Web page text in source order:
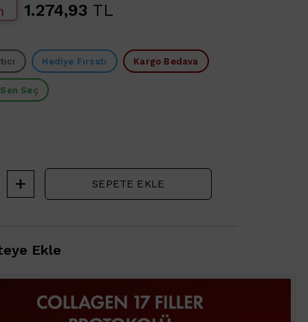
1.274,93 TL
Hediye Fırsatı Kargo Bedava
Seç
SEPETE EKLE
Ekle